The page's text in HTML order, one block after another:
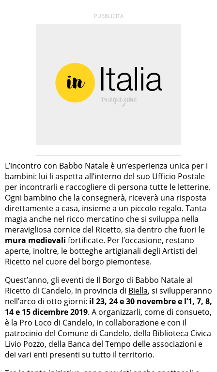
L’incontro con Babbo Natale è un’esperienza unica per i
bambini: lui li aspetta all’interno del suo Ufficio Postale
per incontrarli e raccogliere di persona tutte le letterine.
Ogni bambino che la consegnerà, riceverà una risposta
direttamente a casa, insieme a un piccolo regalo. Tanta
magia anche nel ricco mercatino che si sviluppa nella
meravigliosa cornice del Ricetto, sia dentro che fuori le
mura medievali fortificate. Per l’occasione, restano
aperte, inoltre, le botteghe artigianali degli Artisti del
Ricetto nel cuore del borgo piemontese.
Quest’anno, gli eventi de Il Borgo di Babbo Natale al
Ricetto di Candelo, in provincia di Biella, si svilupperanno
nell’arco di otto giorni: il 23, 24 e 30 novembre e l’1, 7, 8,
14 e 15 dicembre 2019. A organizzarli, come di consueto,
è la Pro Loco di Candelo, in collaborazione e con il
patrocinio del Comune di Candelo, della Biblioteca Civica
Livio Pozzo, della Banca del Tempo delle associazioni e
dei vari enti presenti su tutto il territorio.